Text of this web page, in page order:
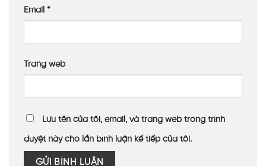
Email *
Trang web
Lưu tên của tôi, email, và trang web trong trình
duyệt này cho lần bình luận kế tiếp của tôi.